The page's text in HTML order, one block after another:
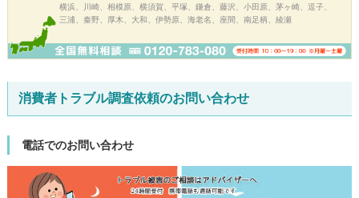
横浜、川崎、相模原、横須賀、平塚、鎌倉、藤沢、小田原、茅ヶ崎、逗子、
三浦、秦野、厚木、大和、伊勢原、海老名、座間、南足柄、綾瀬
消費者トラブル調査依頼のお問い合わせ
電話でのお問い合わせ